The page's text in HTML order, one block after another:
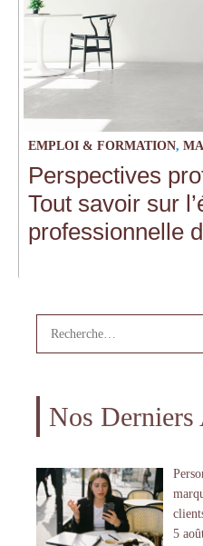
EMPLOI & FORMATION,
Perspectives
Tout savoir sur
professionnelle
Nos Derniers
5